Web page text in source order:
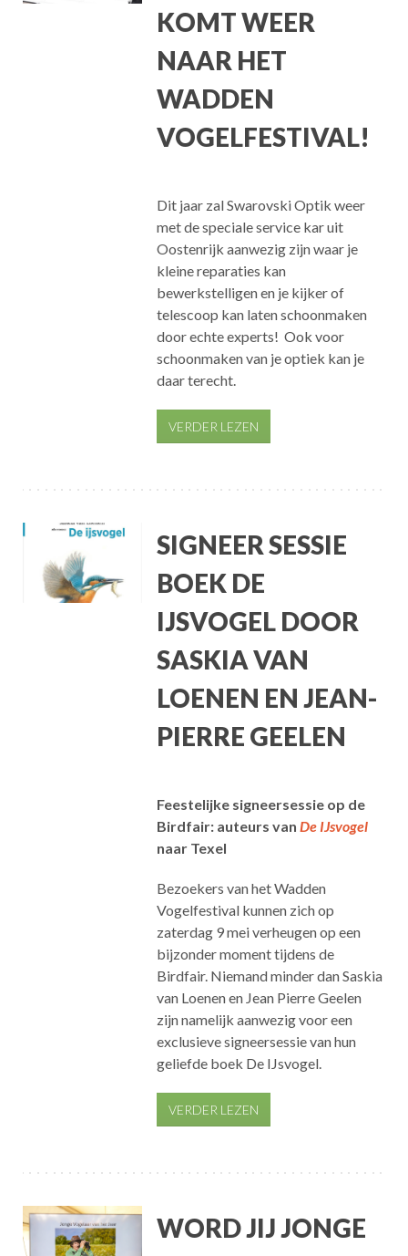
KOMT WEER
NAAR HET
WADDEN
VOGELFESTIVAL!
Dit jaar zal Swarovski Optik weer
met de speciale service kar uit
Oostenrijk aanwezig zijn waar je
kleine reparaties kan
bewerkstelligen en je kijker of
telescoop kan laten schoonmaken
door echte experts! Ook voor
schoonmaken van je optiek kan je
daar terecht.
VERDER LEZEN
SIGNEER SESSIE
BOEK DE
IJSVOGEL DOOR
SASKIA VAN
LOENEN EN JEAN-
PIERRE GEELEN
Feestelijke signeersessie op de
Birdfair: auteurs vanDe IJsvogel
naar Texel
Bezoekers van het Wadden
Vogelfestival kunnen zich op
zaterdag 9 mei verheugen op een
bijzonder moment tijdens de
Birdfair. Niemand minder danSaskia
van Loenenen Jean Pierre Geelen
zijn namelijk aanwezig voor een
exclusieve signeersessie van hun
geliefde boek De IJsvogel.
VERDER LEZEN
WORD JIJ JONGE